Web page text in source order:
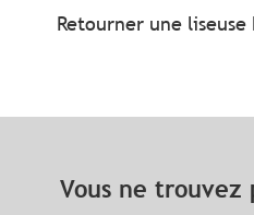
Retourner une liseuse
Vous ne trouvez